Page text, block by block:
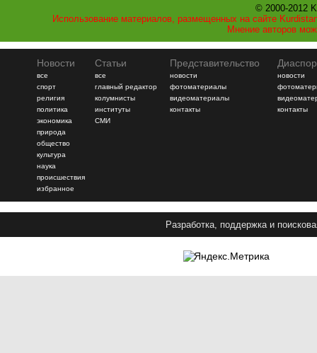
© 2000-2012
Использование материалов, размещенных на сайте
Мнение авторов
Новости
все
спорт
религия
политика
экономика
природа
общество
культура
наука
происшествия
избранное
Статьи
все
главный редактор
колумнисты
институты
СМИ
Представительство
новости
фотоматериалы
видеоматериалы
контакты
новости
контакты
Разработка, поддержка и